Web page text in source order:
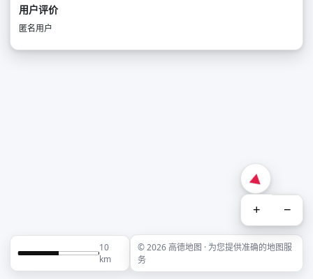
用户评价
匿名用户
+ −
10
km
© 2026 高德地图 · 为您提供准确的地图服
务